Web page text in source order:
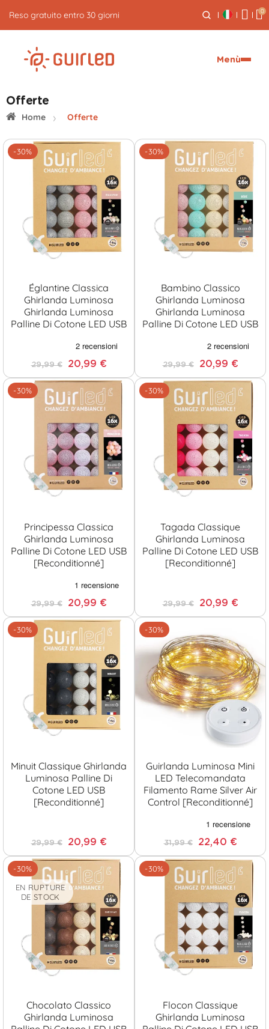
Reso gratuito entro 30 giorni 0
Menù
Offerte
Home Offerte
-30%
Églantine Classica
Ghirlanda Luminosa
Ghirlanda Luminosa
Palline Di Cotone LED USB
29,99 € 20,99 €
-30%
Bambino Classico
Ghirlanda Luminosa
Ghirlanda Luminosa
Palline Di Cotone LED USB
29,99 € 20,99 €
-30%
Principessa Classica
Ghirlanda Luminosa
Palline Di Cotone LED USB
[Reconditionné]
29,99 € 20,99 €
-30%
Tagada Classique
Ghirlanda Luminosa
Palline Di Cotone LED USB
[Reconditionné]
29,99 € 20,99 €
-30%
Minuit Classique Ghirlanda
Luminosa Palline Di
Cotone LED USB
[Reconditionné]
29,99 € 20,99 €
-30%
Guirlanda Luminosa Mini
LED Telecomandata
Filamento Rame Silver Air
Control [Reconditionné]
31,99 € 22,40 €
-30%
EN RUPTURE
DE STOCK
Chocolato Classico
Ghirlanda Luminosa
-30%
Flocon Classique
Ghirlanda Luminosa